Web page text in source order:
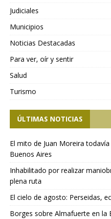
Judiciales
Municipios
Noticias Destacadas
Para ver, oír y sentir
Salud
Turismo
ÚLTIMAS NOTICIAS
El mito de Juan Moreira
Buenos Aires
Inhabilitado por realizar
plena ruta
El cielo de agosto: Perseidas,
Borges sobre Almafuerte en la